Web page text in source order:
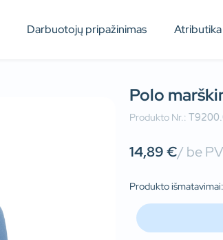
Darbuotojų pripažinimas Atributika
Polo
Produkto Nr.:
14,89€/ be
Produkto